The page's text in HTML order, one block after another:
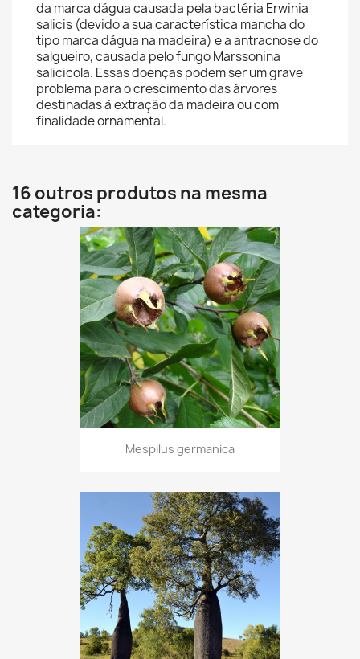
da marca dágua causada pela bactéria Erwinia
salicis (devido a sua característica mancha do
tipo marca dágua na madeira) e a antracnose do
salgueiro, causada pelo fungo Marssonina
salicicola. Essas doenças podem ser um grave
problema para o crescimento das árvores
destinadas à extração da madeira ou com
finalidade ornamental.
16 outros produtos na mesma
categoria:
Mespilus germanica